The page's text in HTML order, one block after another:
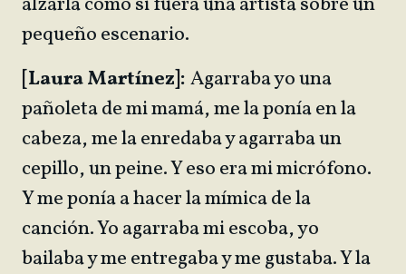
pequeño escenario.
[Laura Martínez]:Agarraba yo una
pañoleta de mi mamá, me la ponía en la
cabeza, me la enredaba y agarraba un
cepillo, un peine. Y eso era mi micrófono.
Y me ponía a hacer la mímica de la
canción. Yo agarraba mi escoba, yo
bailaba y me entregaba y me gustaba. Y la